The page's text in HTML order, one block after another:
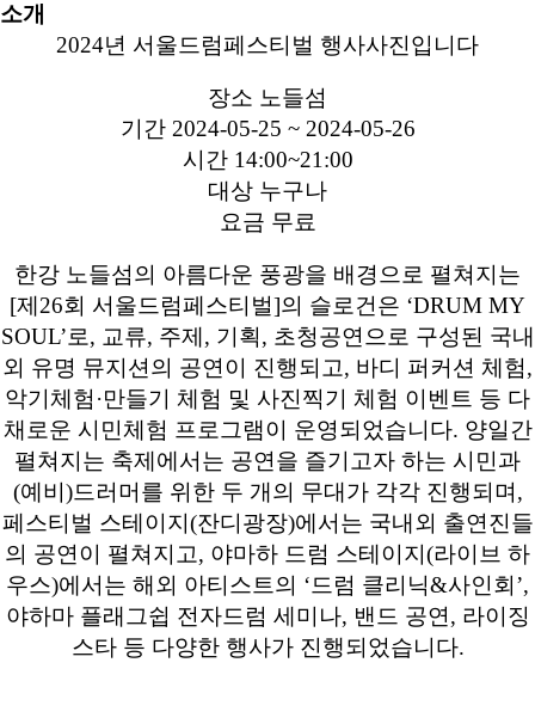
소개
2024년 서울드럼페스티벌 행사사진입니다
장소 노들섬
기간 2024-05-25 ~ 2024-05-26
시간 14:00~21:00
대상 누구나
요금 무료
한강 노들섬의 아름다운 풍광을 배경으로 펼쳐지는
[제26회 서울드럼페스티벌]의 슬로건은 ‘DRUM MY
SOUL’로, 교류, 주제, 기획, 초청공연으로 구성된 국내
외 유명 뮤지션의 공연이 진행되고, 바디 퍼커션 체험,
악기체험·만들기 체험 및 사진찍기 체험 이벤트 등 다
채로운 시민체험 프로그램이 운영되었습니다. 양일간
펼쳐지는 축제에서는 공연을 즐기고자 하는 시민과
(예비)드러머를 위한 두 개의 무대가 각각 진행되며,
페스티벌 스테이지(잔디광장)에서는 국내외 출연진들
의 공연이 펼쳐지고, 야마하 드럼 스테이지(라이브 하
우스)에서는 해외 아티스트의 ‘드럼 클리닉&사인회’,
야하마 플래그쉽 전자드럼 세미나, 밴드 공연, 라이징
스타 등 다양한 행사가 진행되었습니다.